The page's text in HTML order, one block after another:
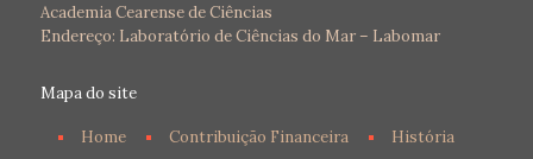
Academia Cearense de Ciências
Endereço: Laboratório de Ciências do Mar – Labomar
Mapa do site
Home Contribuição Financeira
História